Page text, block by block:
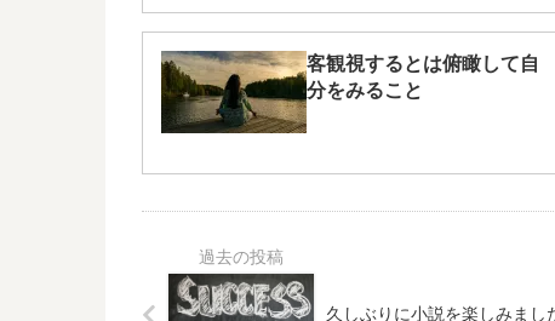
客観視するとは俯瞰して自
分をみること
久しぶりに小説を楽しみまし